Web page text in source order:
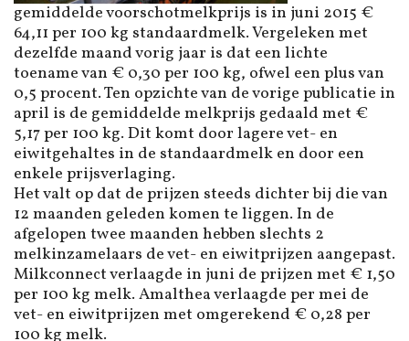
gemiddelde voorschotmelkprijs is in juni 2015 €
64,11 per 100 kg standaardmelk. Vergeleken met
dezelfde maand vorig jaar is dat een lichte
toename van € 0,30 per 100 kg, ofwel een plus van
0,5 procent. Ten opzichte van de vorige publicatie in
april is de gemiddelde melkprijs gedaald met €
5,17 per 100 kg. Dit komt door lagere vet- en
eiwitgehaltes in de standaardmelk en door een
enkele prijsverlaging.
Het valt op dat de prijzen steeds dichter bij die van
12 maanden geleden komen te liggen. In de
afgelopen twee maanden hebben slechts 2
melkinzamelaars de vet- en eiwitprijzen aangepast.
Milkconnect verlaagde in juni de prijzen met € 1,50
per 100 kg melk. Amalthea verlaagde per mei de
vet- en eiwitprijzen met omgerekend € 0,28 per
100 kg melk.